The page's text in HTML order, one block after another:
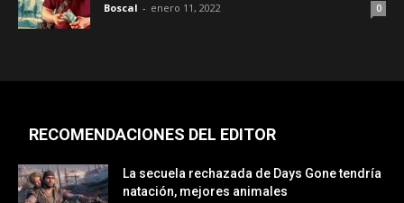
Boscal - enero 11, 2022 0
RECOMENDACIONES DEL EDITOR
La secuela rechazada de Days Gone tendría
natación, mejores animales